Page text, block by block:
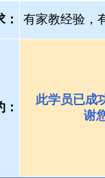
有家教经验，
此学员已成
谢